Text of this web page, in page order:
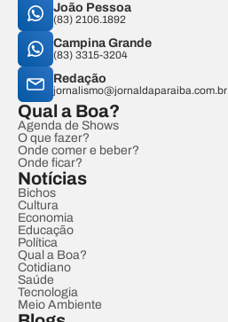
João Pessoa
(83) 2106.1892
Campina Grande
(83) 3315-3204
Redação
jornalismo@jornaldaparaiba.com.br
Qual a Boa?
Agenda de Shows
O que fazer?
Onde comer e beber?
Onde ficar?
Notícias
Bichos
Cultura
Economia
Educação
Política
Qual a Boa?
Cotidiano
Saúde
Tecnologia
Meio Ambiente